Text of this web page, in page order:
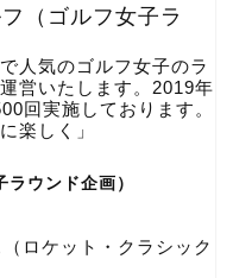
（ゴルフ女子ラ
人気のゴルフ女子のラ
営いたします。2019年
回実施しております。
楽しく」
ウンド企画）
ロケット・クラシック